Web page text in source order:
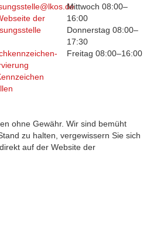
der
Mittwoch 08:00–
16:00
Donnerstag 08:00–
17:30
Freitag 08:00–16:00
ohne Gewähr. Wir sind bemüht
zu halten, vergewissern Sie sich
auf der Website der